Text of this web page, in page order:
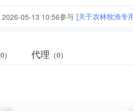
2026-05-13 10:56参与 [关于农林牧渔专
0） 代理 （0）